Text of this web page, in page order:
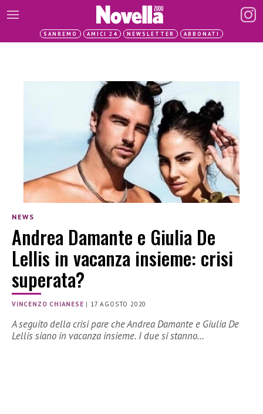
SANREMO AMICI 24 NEWSLETTER ABBONATI
NEWS
Andrea Damante e Giulia De
Lellis in vacanza insieme: crisi
superata?
VINCENZO CHIANESE | 17 AGOSTO 2020
A seguito della crisi pare che Andrea Damante e Giulia De
Lellis siano in vacanza insieme. I due si stanno…